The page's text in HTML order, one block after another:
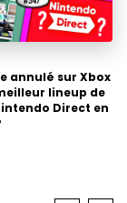
annulé sur Xbox
lineup de
Direct en